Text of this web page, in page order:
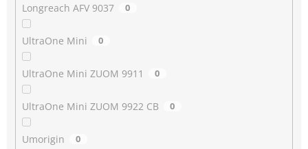
Longreach AFV 9037 0
UltraOne Mini 0
UltraOne Mini ZUOM 9911 0
UltraOne Mini ZUOM 9922 CB 0
Umorigin 0